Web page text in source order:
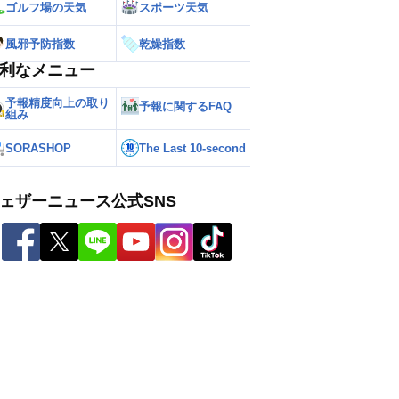
ゴルフ場の天気 スポーツ天気
風邪予防指数 乾燥指数
なメニュー
予報精度向上の取り
組み
予報に関するFAQ
SORASHOP The Last 10-second
ザーニュース公式SNS